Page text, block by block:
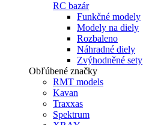
RC bazár
Funkčné modely
Modely na diely
Rozbaleno
Náhradné diely
Zvýhodněné sety
Obľúbené značky
RMT models
Kavan
Traxxas
Spektrum